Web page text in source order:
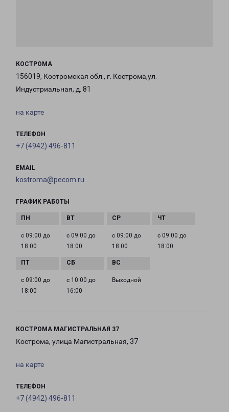
КОСТРОМА
156019, Костромская обл., г. Кострома,ул.
Индустриальная, д. 81
на карте
ТЕЛЕФОН
+7 (4942) 496-811
EMAIL
kostroma@pecom.ru
ГРАФИК РАБОТЫ
с 09:00 до
18:00
с 09:00 до
18:00
с 09:00 до
18:00
с 09:00 до
18:00
с 09:00 до
18:00
с 10:00 до
16:00
Выходной
КОСТРОМА МАГИСТРАЛЬНАЯ 37
Кострома, улица Магистральная, 37
на карте
ТЕЛЕФОН
+7 (4942) 496-811